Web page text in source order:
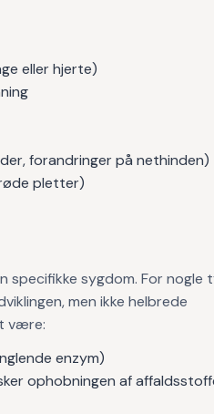
eller hjerte)
forandringer på nethinden)
pletter)
specifikke sygdom. For nogle
men ikke helbrede
være:
enzym)
ophobningen af